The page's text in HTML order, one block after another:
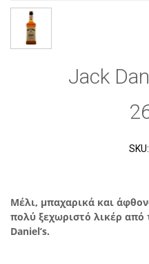
Jack
SKU:
Μέλι, μπαχαρικά και
πολύ ξεχωριστό λικέρ από
Daniel’s.